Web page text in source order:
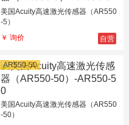
美国Acuity高速激光传感器（AR550
-5）
￥ 询价
自营
美国Acuity高速激光传感器（AR550
-50）
AR550-50